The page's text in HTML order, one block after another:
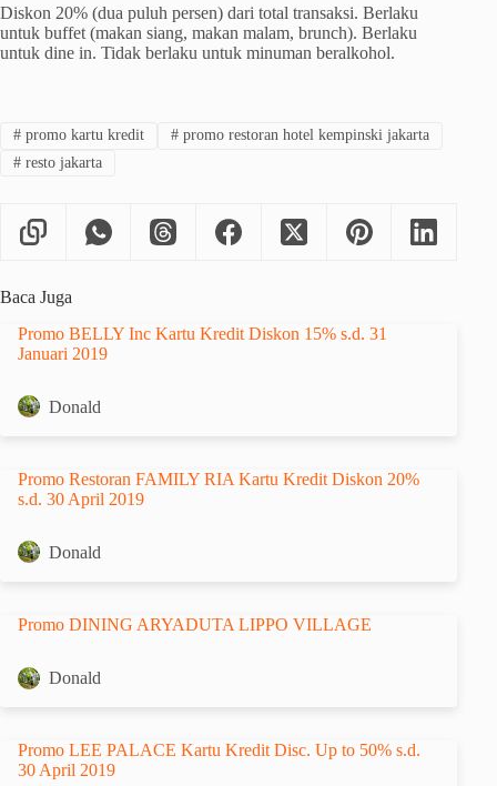
Diskon 20% (dua puluh persen) dari total transaksi. Berlaku
untuk buffet (makan siang, makan malam, brunch). Berlaku
untuk dine in. Tidak berlaku untuk minuman beralkohol.
#promo kartu kredit #promo restoran hotel kempinski jakarta
#resto jakarta
Baca Juga
Promo BELLY Inc Kartu Kredit Diskon 15% s.d. 31
Januari 2019
Donald
Promo Restoran FAMILY RIA Kartu Kredit Diskon 20%
s.d. 30 April 2019
Donald
Promo DINING ARYADUTA LIPPO VILLAGE
Donald
Promo LEE PALACE Kartu Kredit Disc. Up to 50% s.d.
30 April 2019